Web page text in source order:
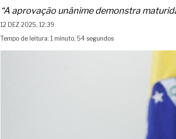
“A aprovação unânime demonstra
12 DEZ 2025, 12:39
Tempo de leitura: 1 minuto, 54 segundos